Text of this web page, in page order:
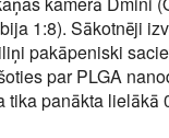
1:8). Sākotnēji
pakāpeniski
par PLGA
tika panākta lielākā